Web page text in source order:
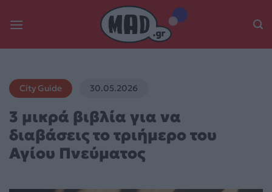
City Guide 30.05.2026
3 μικρά βιβλία για να
διαβάσεις το τριήμερο του
Αγίου Πνεύματος